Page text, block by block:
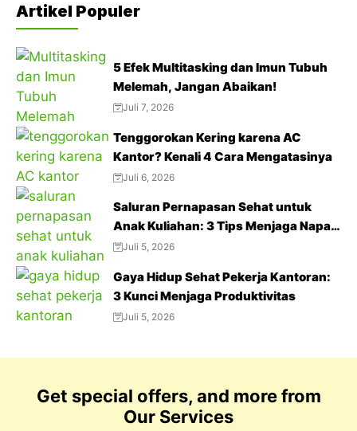
Artikel Populer
5 Efek Multitasking dan Imun Tubuh
Melemah, Jangan Abaikan!
Juli 7, 2026
Tenggorokan Kering karena AC
Kantor? Kenali 4 Cara Mengatasinya
Juli 6, 2026
Saluran Pernapasan Sehat untuk
Anak Kuliahan: 3 Tips Menjaga Napas
Tetap Optimal di Tengah Aktivitas
Juli 5, 2026
Gaya Hidup Sehat Pekerja Kantoran:
3 Kunci Menjaga Produktivitas
Juli 5, 2026
Get special offers, and more from
Our Services